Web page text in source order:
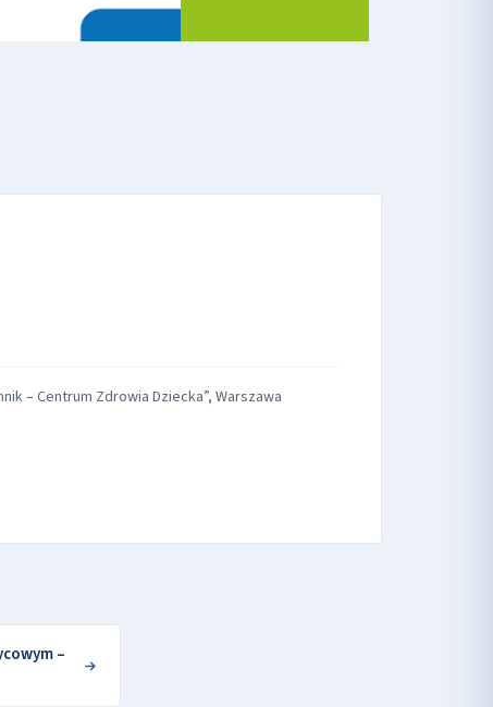
– Centrum Zdrowia Dziecka”, Warszawa
–